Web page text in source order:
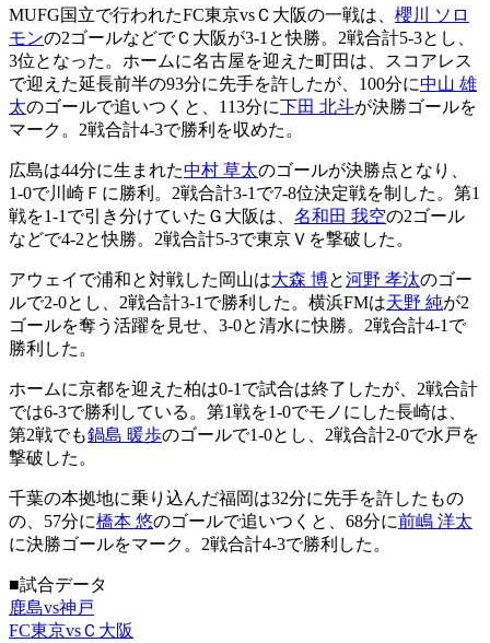
MUFG国立で行われたFC東京vsＣ大阪の一戦は、 櫻川 ソロ
モンの2ゴールなどでＣ大阪が3-1と快勝。2戦合計5-3とし、
3位となった。ホームに名古屋を迎えた町田は、スコアレス
で迎えた延長前半の93分に先手を許したが、100分に中山 雄
太のゴールで追いつくと、113分に下田 北斗が決勝ゴールを
マーク。2戦合計4-3で勝利を収めた。
広島は44分に生まれた中村 草太のゴールが決勝点となり、
1-0で川崎Ｆに勝利。2戦合計3-1で7-8位決定戦を制した。第1
戦を1-1で引き分けていたＧ大阪は、 名和田 我空の2ゴール
などで4-2と快勝。2戦合計5-3で東京Ｖを撃破した。
アウェイで浦和と対戦した岡山は大森 博と河野 孝汰のゴー
ルで2-0とし、2戦合計3-1で勝利した。横浜FMは天野 純が2
ゴールを奪う活躍を見せ、3-0と清水に快勝。2戦合計4-1で
勝利した。
ホームに京都を迎えた柏は0-1で試合は終了したが、2戦合計
では6-3で勝利している。第1戦を1-0でモノにした長崎は、
第2戦でも鍋島 暖歩のゴールで1-0とし、2戦合計2-0で水戸を
撃破した。
千葉の本拠地に乗り込んだ福岡は32分に先手を許したもの
の、57分に橋本 悠のゴールで追いつくと、68分に前嶋 洋太
に決勝ゴールをマーク。2戦合計4-3で勝利した。
■試合データ
鹿島vs神戸
FC東京vsＣ大阪